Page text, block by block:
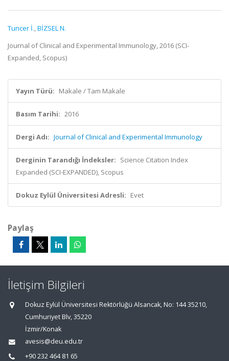
Tuncer İ.,BİZSEL N.
Journal of Clinical and Experimental Immunology, 2016 (SCI-
Expanded, Scopus)
Yayın Türü: Makale / Tam Makale
Basım Tarihi: 2016
Dergi Adı: Journal of Clinical and Experimental Immunology
Derginin Tarandığı İndeksler: Science Citation Index
Expanded (SCI-EXPANDED), Scopus
Dokuz Eylül Üniversitesi Adresli: Evet
Paylaş
İletişim Bilgileri
Dokuz Eylül Üniversitesi Rektörlüğü Alsancak, No: 144 35210,
Cumhuriyet Blv, 35220
İzmir/Konak
avesis@deu.edu.tr
+90 232 464 81 65